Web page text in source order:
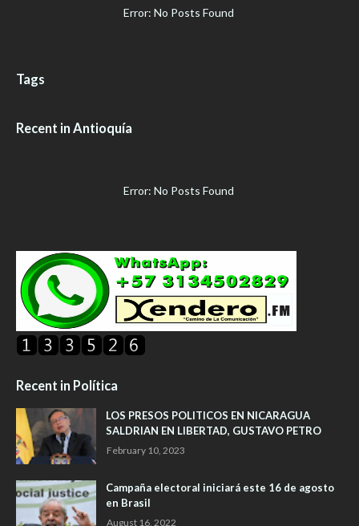
Error: No Posts Found
Tags
Recent in Antioquía
Error: No Posts Found
Recent in Política
LOS PRESOS POLITICOS EN NICARAGUA
SALDRIAN EN LIBERTAD, GUSTAVO PETRO
February 10, 2023
Campaña electoral iniciará este 16 de agosto
en Brasil
August 16, 2022